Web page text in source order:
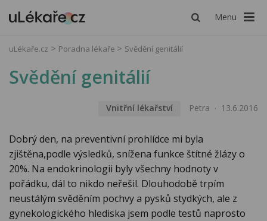
Menu
uLékaře.cz Poradna lékaře Svědění genitálií
Svědění genitálií
Vnitřní lékařství Petra 13.6.2016
Dobrý den, na preventivní prohlídce mi byla
zjištěna,podle výsledků, snížena funkce štítné žlázy o
20%. Na endokrinologii byly všechny hodnoty v
pořádku, dál to nikdo neřešil. Dlouhodobě trpím
neustálým svěděním pochvy a pysků stydkých, ale z
gynekologického hlediska jsem podle testů naprosto